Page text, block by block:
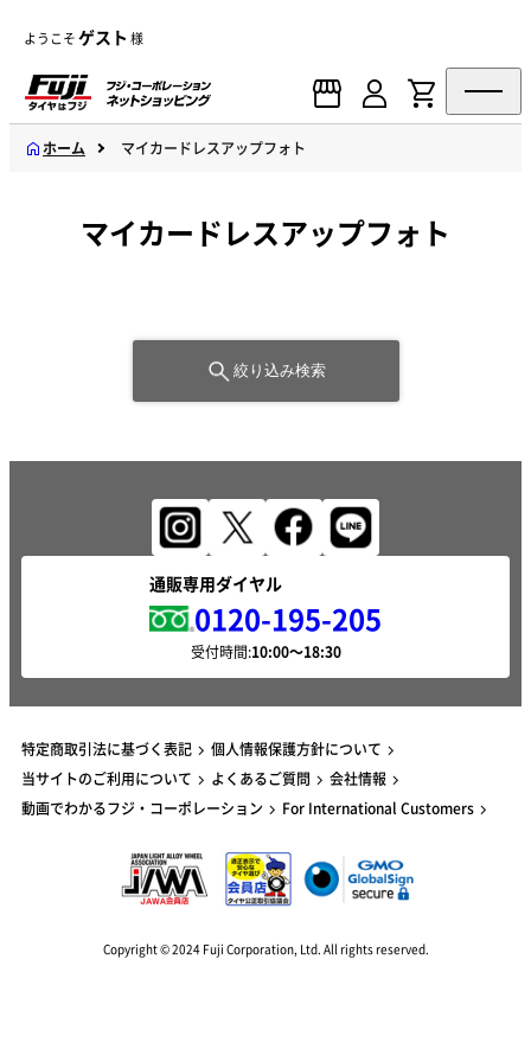
ようこそゲスト 様
ホーム マイカードレスアップフォト
マイカードレスアップフォト
絞り込み検索
通販専用ダイヤル
0120-195-205
受付時間:
特定商取引法に基づく表記
個人情報保護方針について
当サイトのご利用について
よくあるご質問
会社情報
動画でわかるフジ・コーポレーション
For International Customers
Copyright © 2024 Fuji Corporation, Ltd. All rights reserved.